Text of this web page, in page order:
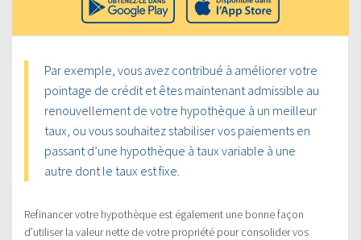
Par exemple, vous avez contribué à améliorer votre
pointage de crédit et êtes maintenant admissible au
renouvellement de votre hypothèque à un meilleur
taux, ou vous souhaitez stabiliser vos paiements en
passant d’une hypothèque à taux variable à une
autre dont le taux est fixe.
Refinancer votre hypothèque est également une bonne façon
d’utiliser la valeur nette de votre propriété pour consolider vos